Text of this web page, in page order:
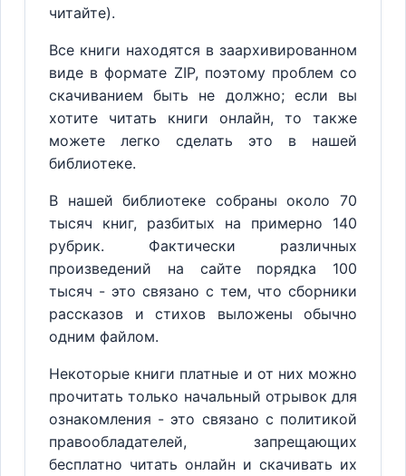
читайте).
Все книги находятся в заархивированном
виде в формате ZIP, поэтому проблем со
скачиванием быть не должно; если вы
хотите читать книги онлайн, то также
можете легко сделать это в нашей
библиотеке.
В нашей библиотеке собраны около 70
тысяч книг, разбитых на примерно 140
рубрик. Фактически различных
произведений на сайте порядка 100
тысяч - это связано с тем, что сборники
рассказов и стихов выложены обычно
одним файлом.
Некоторые книги платные и от них можно
прочитать только начальный отрывок для
ознакомления - это связано с политикой
правообладателей, запрещающих
бесплатно читать онлайн и скачивать их